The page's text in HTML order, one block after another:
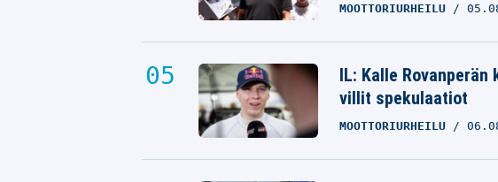
MOOTTORIURHEILU
IL: Kalle
villit spekulaatiot
MOOTTORIURHEILU